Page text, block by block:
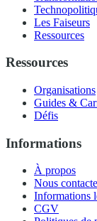
Les Faiseurs
Ressources
Ressources
Organisations
Guides &
Défis
Informations
À propos
Nous
Informations
CGV